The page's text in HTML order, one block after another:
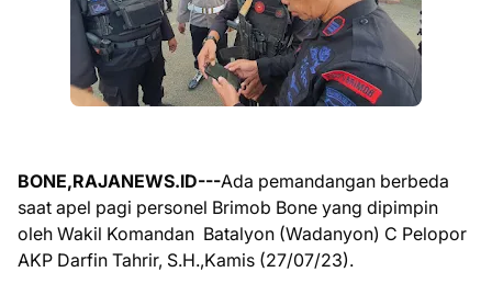
BONE,RAJANEWS.ID---Ada pemandangan berbeda
saat apel pagi personel Brimob Bone yang dipimpin
oleh Wakil Komandan Batalyon (Wadanyon) C Pelopor
AKP Darfin Tahrir, S.H.,Kamis (27/07/23).